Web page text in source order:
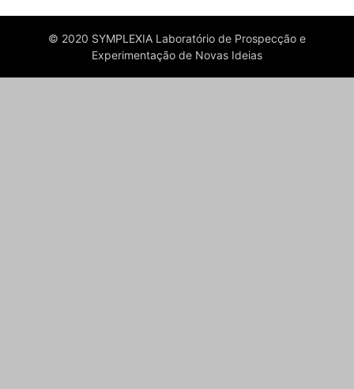
© 2020 SYMPLEXIA Laboratório de Prospecção e
Experimentação de Novas Ideias